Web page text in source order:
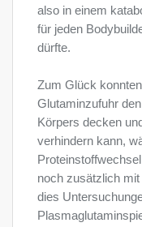
also in einem
für jeden
dürfte.
Zum Glück
Glutaminzufuhr
Körpers decken
verhindern kann,
noch zusätzlich
dies